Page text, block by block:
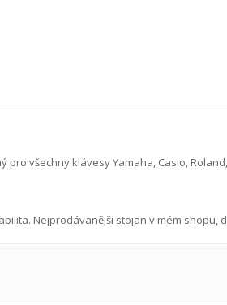
pro všechny klávesy Yamaha, Casio,
Nejprodávanější stojan v mém shopu,